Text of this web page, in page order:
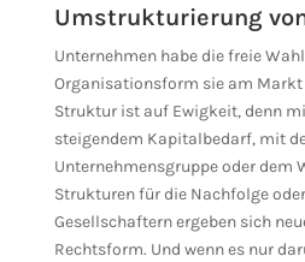
Umstrukturierung
Unternehmen habe die freie
Organisationsform sie am Markt
Struktur ist auf Ewigkeit, denn
steigendem Kapitalbedarf, mit
Unternehmensgruppe oder dem
Strukturen für die Nachfolge
Gesellschaftern ergeben sich
Rechtsform. Und wenn es nur